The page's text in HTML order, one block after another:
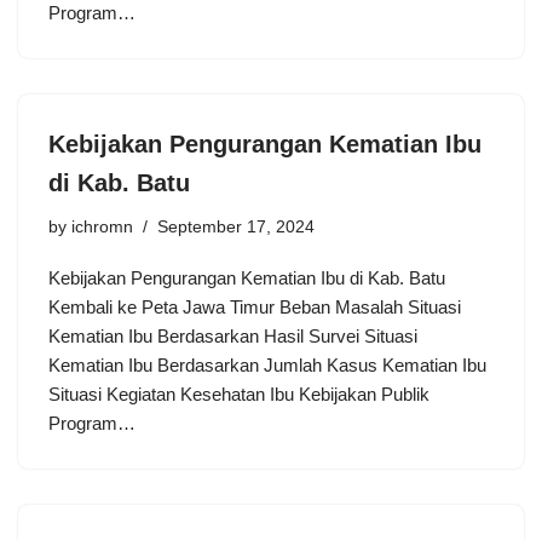
Program…
Kebijakan Pengurangan Kematian Ibu
di Kab. Batu
by ichromn September 17, 2024
Kebijakan Pengurangan Kematian Ibu di Kab. Batu
Kembali ke Peta Jawa Timur Beban Masalah Situasi
Kematian Ibu Berdasarkan Hasil Survei Situasi
Kematian Ibu Berdasarkan Jumlah Kasus Kematian Ibu
Situasi Kegiatan Kesehatan Ibu Kebijakan Publik
Program…